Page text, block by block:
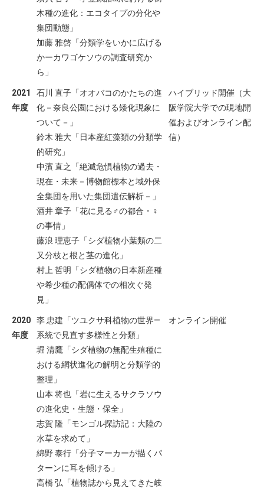
木種の進化：エコタイプの分化や
集団動態」
加藤 雅啓「分類学をいかに広げる
かーカワゴケソウの調査研究か
ら」
2021
年度
石川 直子「オオバコのかたちの進
化－奈良公園における矮化現象に
ついて－」
鈴木 雅大「日本産紅藻類の分類学
的研究」
中濱 直之「絶滅危惧植物の過去・
現在・未来－博物館標本と域外保
全集団を用いた集団遺伝解析－」
酒井 章子「花に見る♂の都合・♀
の事情」
藤浪 理恵子「シダ植物小葉類の二
又分枝と根と茎の進化」
村上 哲明「シダ植物の日本新産種
や希少種の配偶体での相次ぐ発
見」
ハイブリッド開催（大
阪学院大学での現地開
催およびオンライン配
信）
2020
年度
李 忠建「ツユクサ科植物の世界―
系統で見直す多様性と分類」
堀 清鷹「シダ植物の無配生殖種に
おける網状進化の解明と分類学的
整理」
山本 将也「岩に生えるサクラソウ
の進化史・生態・保全」
志賀 隆「モンゴル探訪記：大陸の
水草を求めて」
綿野 泰行「分子マーカーが描くパ
ターンに耳を傾ける」
高橋 弘「植物誌から見えてきた岐
オンライン開催